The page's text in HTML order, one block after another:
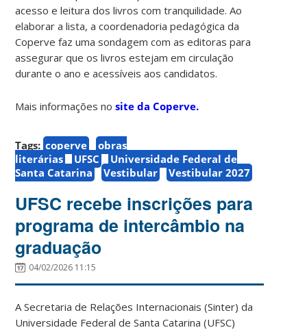
acesso e leitura dos livros com tranquilidade. Ao
elaborar a lista, a coordenadoria pedagógica da
Coperve faz uma sondagem com as editoras para
assegurar que os livros estejam em circulação
durante o ano e acessíveis aos candidatos.
Mais informações no site da Coperve.
Tags: coperve
obras
literárias
UFSC
Universidade Federal de
Santa Catarina
Vestibular Vestibular 2027
UFSC recebe inscrições para
programa de intercâmbio na
graduação
04/02/2026 11:15
A Secretaria de Relações Internacionais (Sinter) da
Universidade Federal de Santa Catarina (UFSC)